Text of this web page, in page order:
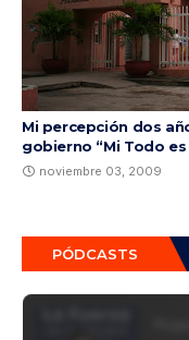
Mi percepción dos
gobierno “Mi Todo es
noviembre 03, 2009
PÓDCASTS